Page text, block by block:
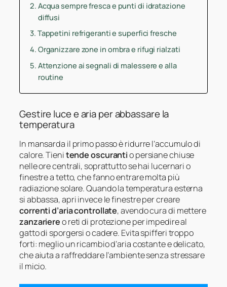
Acqua sempre fresca e punti di idratazione
diffusi
Tappetini refrigeranti e superfici fresche
Organizzare zone in ombra e rifugi rialzati
Attenzione ai segnali di malessere e alla
routine
Gestire luce e aria per abbassare la
temperatura
In mansarda il primo passo è ridurre l’accumulo di
calore. Tienitende oscurantio persiane chiuse
nelle ore centrali, soprattutto se hai lucernari o
finestre a tetto, che fanno entrare molta più
radiazione solare. Quando la temperatura esterna
si abbassa, apri invece le finestre per creare
correnti d’aria controllate, avendo cura di mettere
zanzariereo reti di protezione per impedire al
gatto di sporgersi o cadere. Evita spifferi troppo
forti: meglio un ricambio d’aria costante e delicato,
che aiuta a raffreddare l’ambiente senza stressare
il micio.